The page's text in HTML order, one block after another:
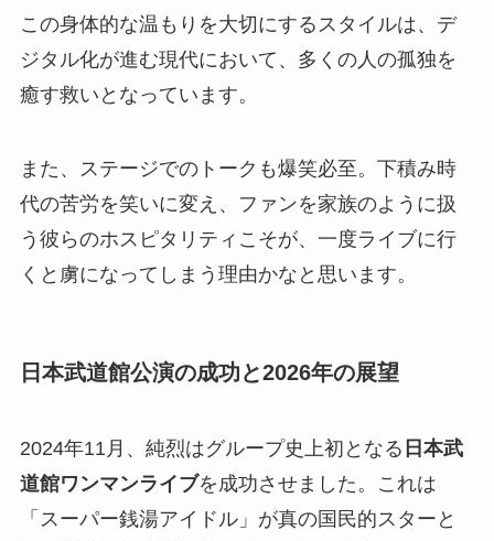
この身体的な温もりを大切にするスタイルは、デ
ジタル化が進む現代において、多くの人の孤独を
癒す救いとなっています。
また、ステージでのトークも爆笑必至。下積み時
代の苦労を笑いに変え、ファンを家族のように扱
う彼らのホスピタリティこそが、一度ライブに行
くと虜になってしまう理由かなと思います。
日本武道館公演の成功と2026年の展望
2024年11月、純烈はグループ史上初となる 日本武
道館ワンマンライブを成功させました。これは
「スーパー銭湯アイドル」が真の国民的スターと